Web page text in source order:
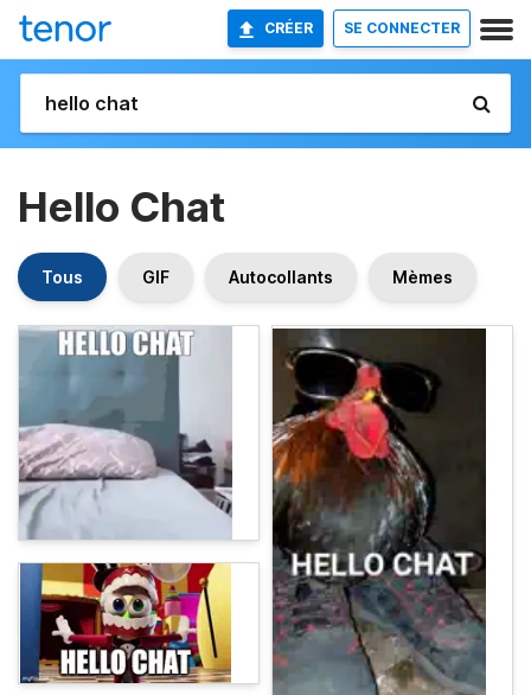
CRÉER SE CONNECTER
Hello Chat
Tous GIF Autocollants Mèmes